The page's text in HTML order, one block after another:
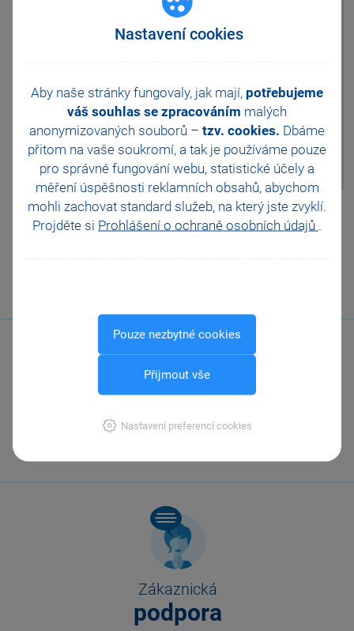
Nastavení cookies
Aby naše stránky fungovaly, jak mají, potřebujeme
váš souhlas se zpracováním malých
anonymizovaných souborů – tzv. cookies. Dbáme
přitom na vaše soukromí, a tak je používáme pouze
pro správné fungování webu, statistické účely a
měření úspěšnosti reklamních obsahů, abychom
mohli zachovat standard služeb, na který jste zvyklí.
Projděte si Prohlášení o ochraně osobních údajů .
Pouze nezbytné cookies
Přijmout vše
Nastavení preferencí cookies
funkcí, která by sama přidala
uživatelem zadanou
procentuální slevu ke všem
položkám dokladu nebo
vyčíslila slevu samostatnou
položkou.
Pomohla Vám tato
odpověď?
Ano
Zavolejte nám
Zákaznická
podpora